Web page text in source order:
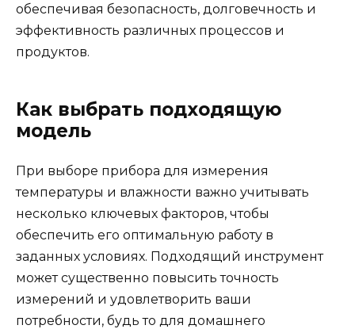
обеспечивая безопасность, долговечность и
эффективность различных процессов и
продуктов.
Как выбрать подходящую
модель
При выборе прибора для измерения
температуры и влажности важно учитывать
несколько ключевых факторов, чтобы
обеспечить его оптимальную работу в
заданных условиях. Подходящий инструмент
может существенно повысить точность
измерений и удовлетворить ваши
потребности, будь то для домашнего